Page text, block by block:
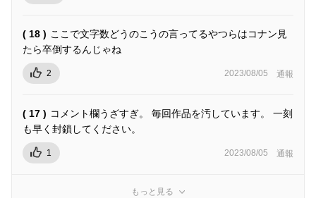
( 18 ) ここで文字数どうのこうの言ってるやつらはコナン見
たら卒倒するんじゃね
2 2023/08/05 通報
( 17 ) コメント欄うざすぎ。 毎回作品を汚しています。 一刻
も早く封鎖してください。
1 2023/08/05 通報
もっと見る